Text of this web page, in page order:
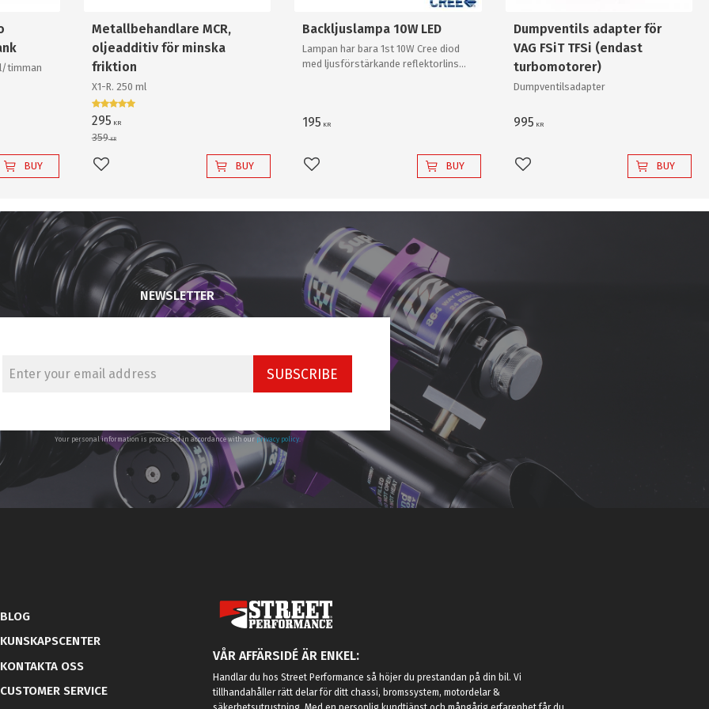
timman
BUY
Metallbehandlare MCR,
oljeadditiv för minska
friktion
X1-R. 250 ml
295 KR
359KR
Add to favorites BUY
Backljuslampa 10W LED
Lampan har bara 1st 10W Cree diod
med ljusförstärkande reflektorlins
195 KR
Add to favorites BUY
Dumpventils adapter för
VAG FSiT TFSi (endast
turbomotorer)
Dumpventilsadapter
995 KR
Add to favorites BUY
NEWSLETTER
SUBSCRIBE
Your personal information is processed in accordance with our privacy policy.
BLOG
KUNSKAPSCENTER
KONTAKTA OSS
CUSTOMER SERVICE
VÅR AFFÄRSIDÉ ÄR ENKEL:
Handlar du hos Street Performance så höjer du prestandan på din bil. Vi
tillhandahåller rätt delar för ditt chassi, bromssystem, motordelar &